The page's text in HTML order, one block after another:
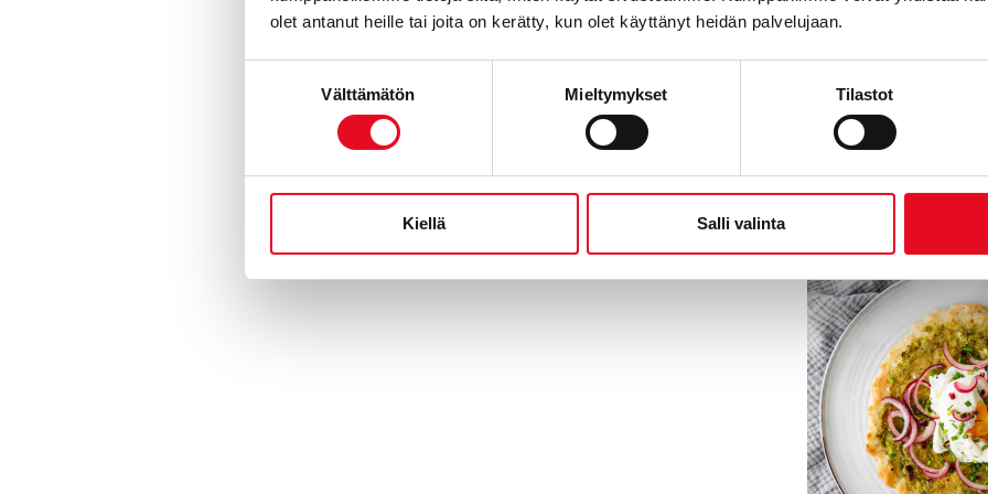
olet antanut heille tai joita on kerätty, kun olet käyttänyt heidän palvelujaan.
Välttämätön Mieltymykset Tilastot
Kiellä Salli valinta
marinoituja
sormisuolaa
Tarjoa pizzat
ennen